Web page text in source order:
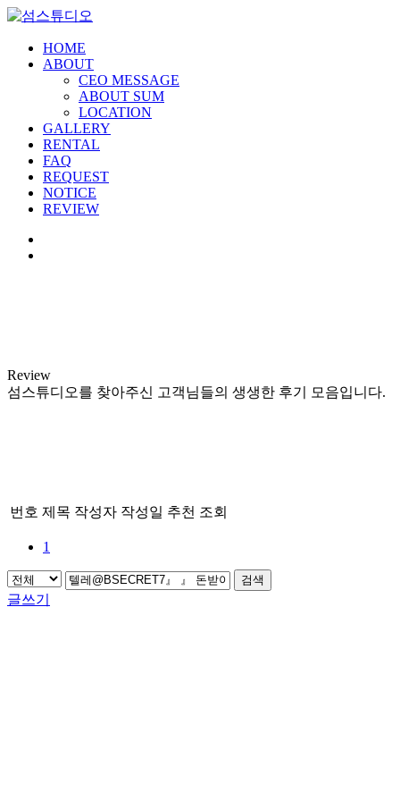
HOME
ABOUT
CEO MESSAGE
ABOUT SUM
LOCATION
GALLERY
RENTAL
FAQ
REQUEST
NOTICE
REVIEW
Review
섬스튜디오를 찾아주신 고객님들의 생생한 후기 모음입니다.
번호 제목 작성자 작성일 추천 조회
1
검색
글쓰기